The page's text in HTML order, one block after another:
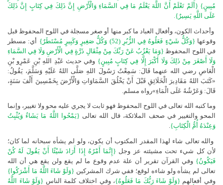
مُبِينٍ} {أَلَمْ تَعْلَمْ أَنَّ اللَّهَ يَعْلَمُ مَا فِي السَّمَاءِ وَالْأَرْضِ إِنَّ ذَلِكَ فِي كِتَابٍ إِنَّ ذَلِكَ
عَلَى اللَّهِ يَسِيرٌ}.
وأحداث الكون، وأفعال العباد ما كبر منها أو صغر مسجلة في اللوح المحفوظ قبل
وقوعها {وَكُلُّ شَيْءٍ فَعَلُوهُ فِي الزُّبُرِ (52) وَكُلُّ صَغِيرٍ وَكَبِيرٍ مُسْتَطَرٌ}
أي: مسطر
في اللوح المحفوظ {وَمَا يَعْزُبُ عَنْ رَبِّكَ مِنْ مِثْقَالِ ذَرَّةٍ فِي الْأَرْضِ وَلَا فِي السَّمَاءِ
وَلَا أَصْغَرَ مِنْ ذَلِكَ وَلَا أَكْبَرَ إِلَّا فِي كِتَابٍ مُبِينٍ} وفي حديث عَبْدِ اللهِ بْنِ عَمْرِو بْنِ
الْعَاصِ رضي الله عنهما قَالَ: سَمِعْتُ رَسُولَ اللهِ صَلَّى اللهُ عَلَيْهِ وَسَلَّمَ، يَقُولُ:
«كَتَبَ اللهُ مَقَادِيرَ الْخَلَائِقِ قَبْلَ أَنْ يَخْلُقَ السَّمَاوَاتِ وَالْأَرْضَ بِخَمْسِينَ أَلْفَ سَنَةٍ،
قَالَ: وَعَرْشُهُ عَلَى الْمَاءِ»رواه مسلم.
وما كتبه الله تعالى في اللوح المحفوظ فهو ثابت لا يجري عليه محو ولا تغيير، وإنما
المحو والتغيير في صحف الملائكة، قال الله تعالى {يَمْحُوا اللَّهُ مَا يَشَاءُ وَيُثْبِتُ
وَعِنْدَهُ أُمُّ الْكِتَابِ}.
والله تعالى شاء لهذا المقدر المكتوب أن يكون، ولو لم يشأه سبحانه لما كان؛
لأن كل شيء تحت مشيئته عز وجل {إِنَّمَا أَمْرُهُ إِذَا أَرَادَ شَيْئًا أَنْ يَقُولَ لَهُ كُنْ
فَيَكُونُ} وفي القرآن تقرير أن علة عدم وقوع ما لم يقع ولن يقع هي أن الله
تعالى لم يشأه ولو شاءه لوقع؛ ففي شرك المشركين {وَلَوْ شَاءَ اللَّهُ مَا أَشْرَكُوا}
وفي أفعالهم {وَلَوْ شَاءَ رَبُّكَ مَا فَعَلُوهُ}، وفي اختلاف كلمة الناس {وَلَوْ شَاءَ اللَّهُ